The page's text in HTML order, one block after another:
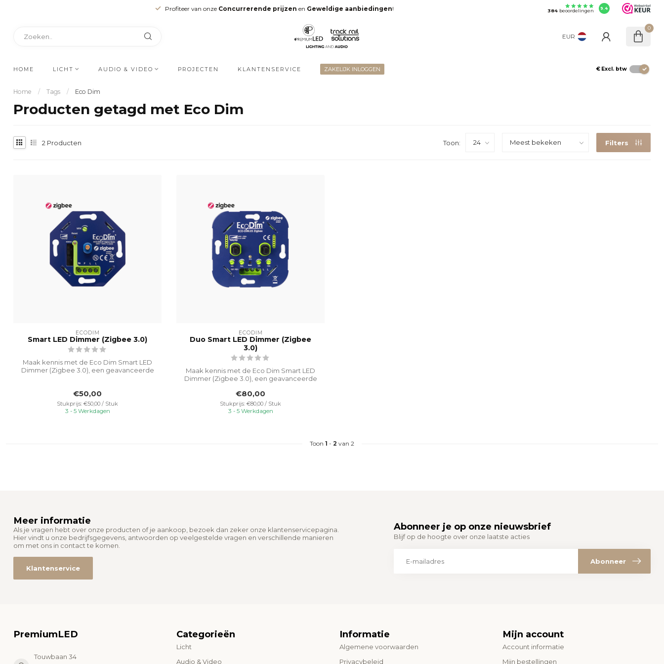
Profiteer van onze Concurrerende prijzen en Geweldige aanbiedingen! 384beoordelingen 9.4
EUR
0
HOME LICHT AUDIO & VIDEO PROJECTEN KLANTENSERVICE ZAKELIJK INLOGGEN € Excl. btw
Home / Tags / Eco Dim
Producten getagd met Eco Dim
2 Producten Toon: Filters
ECODIM
Smart LED Dimmer (Zigbee 3.0)
Maak kennis met de Eco Dim Smart LED
Dimmer (Zigbee 3.0), een geavanceerde
€50,00
Stukprijs: €50,00 / Stuk
3 - 5 Werkdagen
ECODIM
Duo Smart LED Dimmer (Zigbee
3.0)
Maak kennis met de Eco Dim Smart LED
Dimmer (Zigbee 3.0), een geavanceerde
€80,00
Stukprijs: €80,00 / Stuk
3 - 5 Werkdagen
Toon 1 - 2 van 2
Meer informatie
Als je vragen hebt over onze producten of je aankoop, bezoek dan zeker onze klantenservicepagina.
Hier vindt u onze bedrijfsgegevens, antwoorden op veelgestelde vragen en verschillende manieren
om met ons in contact te komen.
Klantenservice
Abonneer je op onze nieuwsbrief
Blijf op de hoogte over onze laatste acties
Abonneer
PremiumLED
Touwbaan 34
Categorieën
Licht
Audio & Video
Informatie
Algemene voorwaarden
Privacybeleid
Mijn account
Account informatie
Mijn bestellingen